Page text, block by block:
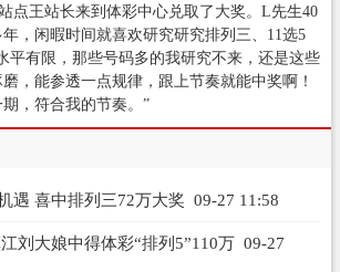
点王站长来到体彩中心兑取了大奖。L先生40
，闲暇时间就喜欢研究研究排列三、11选5
平有限，那些号码多的我研究不来，还是这些
，能参透一点规律，跟上节奏就能中奖啊！
，符合我的节奏。”
遇 喜中排列三72万大奖 09-27 11:58
刘大娘中得体彩“排列5”110万 09-27